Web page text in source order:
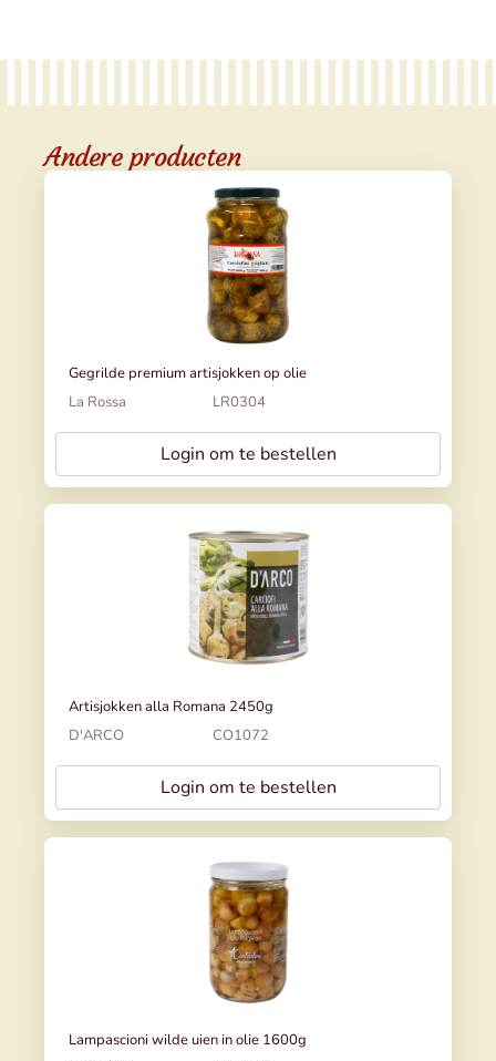
Andere producten
Gegrilde premium artisjokken op olie
La Rossa
LR0304
Login om te bestellen
Artisjokken alla Romana 2450g
D'ARCO
CO1072
Login om te bestellen
Lampascioni wilde uien in olie 1600g